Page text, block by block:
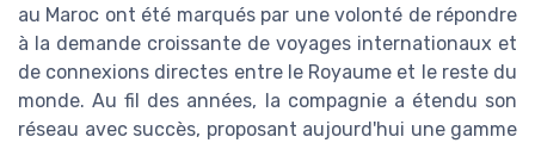
au Maroc ont été marqués par une volonté de répondre
à la demande croissante de voyages internationaux et
de connexions directes entre le Royaume et le reste du
monde. Au fil des années, la compagnie a étendu son
réseau avec succès, proposant aujourd'hui une gamme